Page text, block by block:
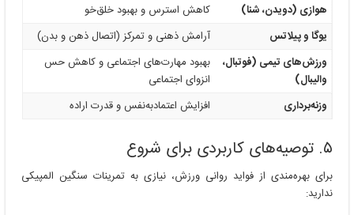
هوازی (دویدن، شنا)
کاهش استرس و بهبود خلق‌خو
یوگا و پیلاتس
آرامش ذهنی و تمرکز (اتصال ذهن و بدن)
ورزش‌های تیمی (فوتبال،
والیبال)
بهبود مهارت‌های اجتماعی و کاهش حس
انزوای اجتماعی
وزنه‌برداری
افزایش اعتمادبه‌نفس و قدرت اراده
۵. توصیه‌های کاربردی برای شروع
برای بهره‌مندی از فواید روانی ورزش، نیازی به تمرینات سنگین المپیکی
ندارید: